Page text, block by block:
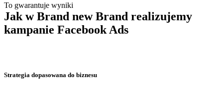
To gwarantuje wyniki
Jak w Brand new Brand realizujemy
kampanie Facebook Ads
Strategia dopasowana do biznesu